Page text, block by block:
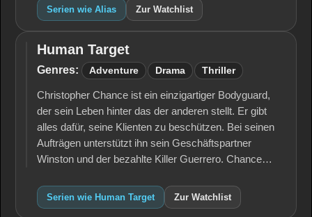
Serien wie Alias Zur Watchlist
Human
Target
Human Target
Genres: Adventure Drama Thriller
Christopher Chance ist ein einzigartiger Bodyguard,
der sein Leben hinter das der anderen stellt. Er gibt
alles dafür, seine Klienten zu beschützen. Bei seinen
Aufträgen unterstützt ihn sein Geschäftspartner
Winston und der bezahlte Killer Guerrero. Chance…
Serien wie Human Target Zur Watchlist